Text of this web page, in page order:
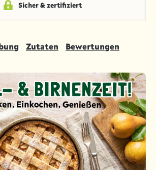
Sicher & zertifiziert
Zutaten Bewertungen